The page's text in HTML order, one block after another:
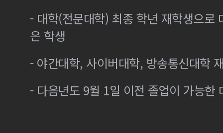
- 대학(전문대학) 최종 학년 재학생으로
은 학생
- 야간대학, 사이버대학, 방송통신대학
- 다음년도 9월 1일 이전 졸업이 가능한